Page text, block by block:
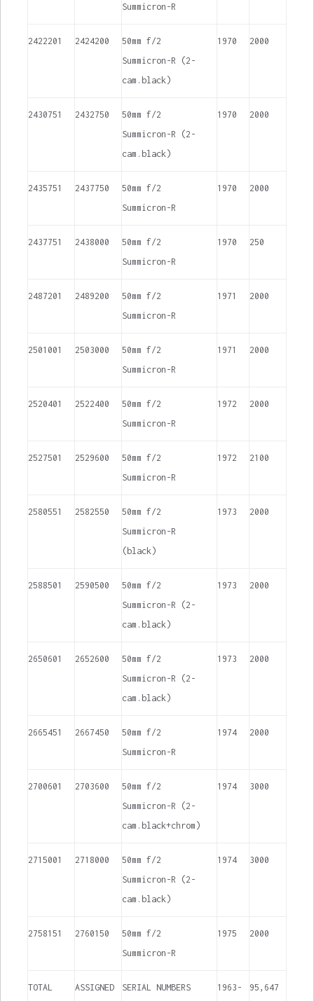
Summicron-R
2422201 2424200
50mm f/2
Summicron-R (2-
cam.black)
1970 2000
2430751 2432750
50mm f/2
Summicron-R (2-
cam.black)
1970 2000
2435751 2437750
50mm f/2
Summicron-R
1970 2000
2437751 2438000
50mm f/2
Summicron-R
1970 250
2487201 2489200
50mm f/2
Summicron-R
1971 2000
2501001 2503000
50mm f/2
Summicron-R
1971 2000
2520401 2522400
50mm f/2
Summicron-R
1972 2000
2527501 2529600
50mm f/2
Summicron-R
1972 2100
2580551 2582550
50mm f/2
Summicron-R
(black)
1973 2000
2588501 2590500
50mm f/2
Summicron-R (2-
cam.black)
1973 2000
2650601 2652600
50mm f/2
Summicron-R (2-
cam.black)
1973 2000
2665451 2667450
50mm f/2
Summicron-R
1974 2000
2700601 2703600
50mm f/2
Summicron-R (2-
cam.black+chrom)
1974 3000
2715001 2718000
50mm f/2
Summicron-R (2-
cam.black)
1974 3000
2758151 2760150
50mm f/2
Summicron-R
1975 2000
TOTAL ASSIGNED SERIAL NUMBERS
1963-
95,647